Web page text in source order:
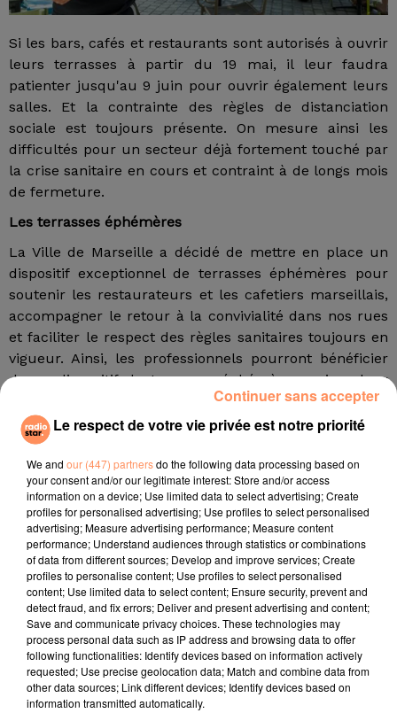
Si les bars, cafés et restaurants sont autorisés à ouvrir
leurs terrasses à partir du 19 mai, il leur faudra
patienter jusqu'au 9 juin pour ouvrir également leurs
salles. Et la contrainte des règles de distanciation
sociale est toujours présente. On mesure ainsi les
difficultés pour un secteur déjà fortement touché par
la crise sanitaire en cours et contraint à de longs mois
de fermeture.
Les terrasses éphémères
La Ville de Marseille a décidé de mettre en place un
dispositif exceptionnel de terrasses éphémères pour
soutenir les restaurateurs et les cafetiers marseillais,
accompagner le retour à la convivialité dans nos rues
et faciliter le respect des règles sanitaires toujours en
vigueur. Ainsi, les professionnels pourront bénéficier
de ce dispositif de terrasses éphémères qui va leur
permettre d’étendre leurs terrasses au-delà des
emplacements habituels tout en respectant une
charte d’engagement et la mise en œuvre de la
distanciation physique nécessaire pour des raisons
sanitaires.
Pour les commerçants qui ne disposaient pas de
terrasse auparavant, il sera possible – si l'espace le
permet, et au cas par cas – de bénéficier du dispositif.
Habituellement soumises à une autorisation, les
extensions provisoires sont exceptionnellement
enregistrées à titre gratuit et sont valables jusqu'au 30
septembre 2021.
Plus d'infosici.
fil actus
Le respect de votre vie privée est notre priorité
We and our (447) partnersdo the following data processing based on
your consent and/or our legitimate interest: Store and/or access
information on a device; Use limited data to select advertising; Create
profiles for personalised advertising; Use profiles to select personalised
advertising; Measure advertising performance; Measure content
performance; Understand audiences through statistics or combinations
of data from different sources; Develop and improve services; Create
profiles to personalise content; Use profiles to select personalised
content; Use limited data to select content; Ensure security, prevent and
detect fraud, and fix errors; Deliver and present advertising and content;
Save and communicate privacy choices. These technologies may
process personal data such as IP address and browsing data to offer
following functionalities: Identify devices based on information actively
requested; Use precise geolocation data; Match and combine data from
other data sources; Link different devices; Identify devices based on
information transmitted automatically.
Continuer sans accepter